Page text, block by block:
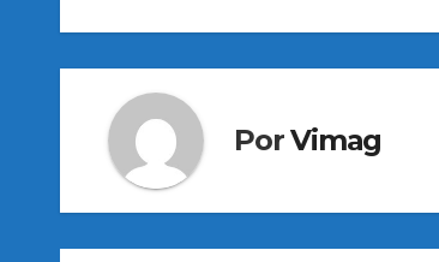
PorVimag